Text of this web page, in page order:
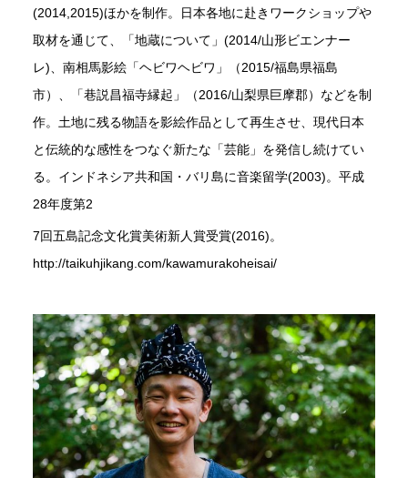
(2014,2015)ほかを制作。日本各地に赴きワークショップや
取材を通じて、「地蔵について」(2014/山形ビエンナー
レ)、南相馬影絵「ヘビワヘビワ」（2015/福島県福島
市）、「巷説昌福寺縁起」（2016/山梨県巨摩郡）などを制
作。土地に残る物語を影絵作品として再生させ、現代日本
と伝統的な感性をつなぐ新たな「芸能」を発信し続けてい
る。インドネシア共和国・バリ島に音楽留学(2003)。平成
28年度第2
7回五島記念文化賞美術新人賞受賞(2016)。
http://taikuhjikang.com/kawamurakoheisai/